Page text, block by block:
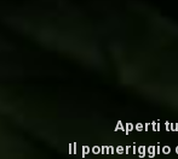
Aperti
Il pomeriggio